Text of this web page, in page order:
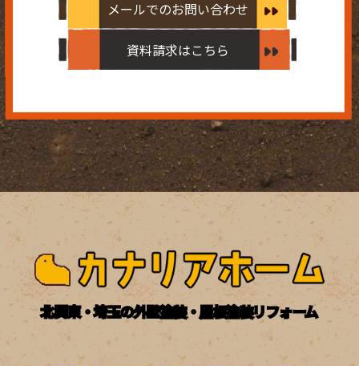
メールでのお問い合わせ
資料請求はこちら
北関東・埼玉の外壁塗装・屋根塗装リフォーム